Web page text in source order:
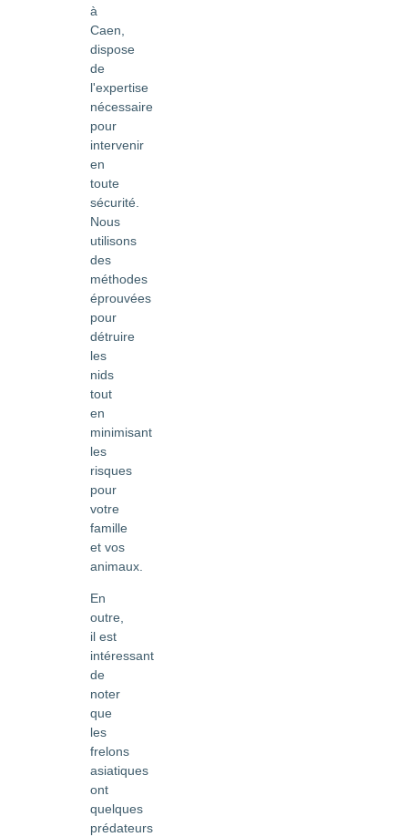
à
Caen,
dispose
de
l'expertise
nécessaire
pour
intervenir
en
toute
sécurité.
Nous
utilisons
des
méthodes
éprouvées
pour
détruire
les
nids
tout
en
minimisant
les
risques
pour
votre
famille
et vos
animaux.
En
outre,
il est
intéressant
de
noter
que
les
frelons
asiatiques
ont
quelques
prédateurs